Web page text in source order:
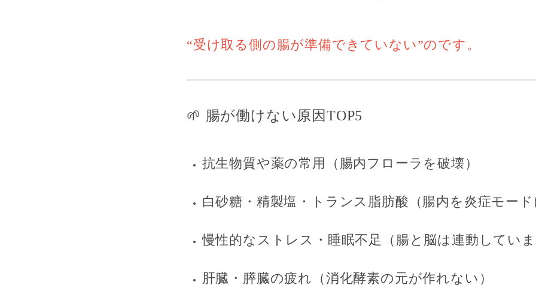
“受け取る側の腸が準備できていない”のです。
🌱 腸が働けない原因TOP5
抗生物質や薬の常用 （腸内フローラを破壊）
白砂糖・精製塩・トランス脂肪酸 （腸内を炎症モー
慢性的なストレス・睡眠不足 （腸と脳は連動してい
肝臓・膵臓の疲れ （消化酵素の元が作れない）